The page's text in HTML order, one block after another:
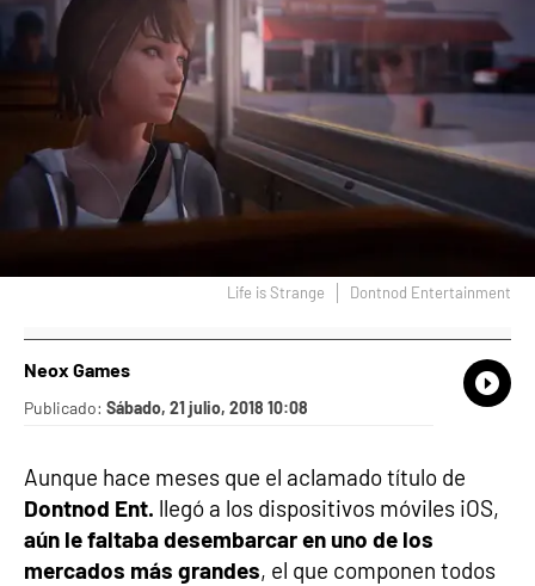
Life is Strange Dontnod Entertainment
Neox Games
Publicado: Sábado, 21 julio, 2018 10:08
Aunque hace meses que el aclamado título de
Dontnod Ent. llegó a los dispositivos móviles iOS,
aún le faltaba desembarcar en uno de los
mercados más grandes, el que componen todos